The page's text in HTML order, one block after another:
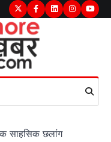
TwitterFacebook
LinkedInInstagram
साहसिक छलांग